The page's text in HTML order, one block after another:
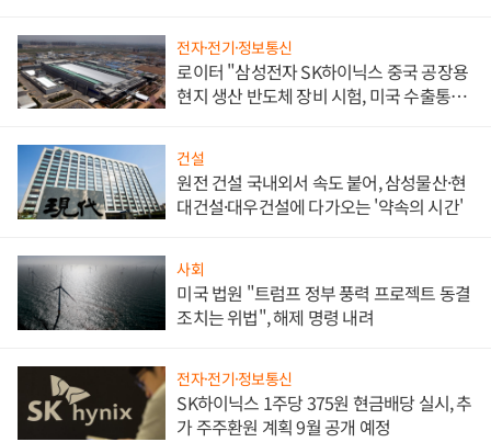
전자·전기·정보통신
로이터 "삼성전자 SK하이닉스 중국 공장용
현지 생산 반도체 장비 시험, 미국 수출통제
건설
원전 건설 국내외서 속도 붙어, 삼성물산·현
대건설·대우건설에 다가오는 '약속의 시간'
사회
미국 법원 "트럼프 정부 풍력 프로젝트 동결
조치는 위법", 해제 명령 내려
전자·전기·정보통신
SK하이닉스 1주당 375원 현금배당 실시, 추
가 주주환원 계획 9월 공개 예정